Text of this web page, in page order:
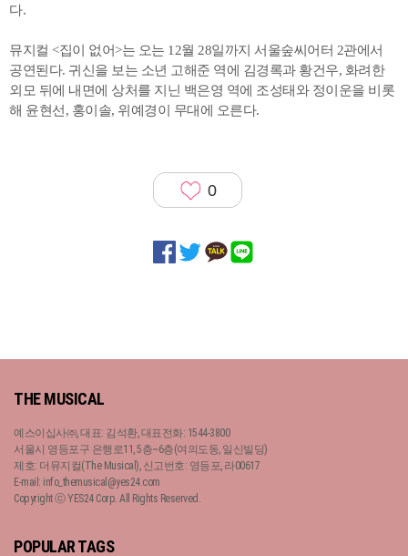
다.
뮤지컬 <집이 없어>는 오는 12월 28일까지 서울숲씨어터 2관에서
공연된다. 귀신을 보는 소년 고해준 역에 김경록과 황건우, 화려한
외모 뒤에 내면에 상처를 지닌 백은영 역에 조성태와 정이운을 비롯
해 윤현선, 홍이솔, 위예경이 무대에 오른다.
0
THE MUSICAL
예스이십사㈜, 대표: 김석환, 대표전화: 1544-3800
서울시 영등포구 은행로11, 5층~6층(여의도동, 일신빌딩)
제호: 더뮤지컬(The Musical), 신고번호: 영등포, 라00617
E-mail: info_themusical@yes24.com
Copyright ⓒ YES24 Corp. All Rights Reserved.
POPULAR TAGS